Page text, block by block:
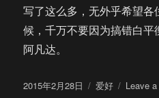
写了这么多，无外乎希望
候，千万不要因为搞错白
阿凡达。
Posted
2015年2月28日 Categories
爱好 Leave